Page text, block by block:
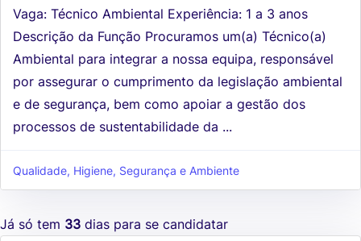
Vaga: Técnico Ambiental Experiência: 1 a 3 anos
Descrição da Função Procuramos um(a) Técnico(a)
Ambiental para integrar a nossa equipa, responsável
por assegurar o cumprimento da legislação ambiental
e de segurança, bem como apoiar a gestão dos
processos de sustentabilidade da ...
Qualidade, Higiene, Segurança e Ambiente
Já só tem 33 dias para se candidatar